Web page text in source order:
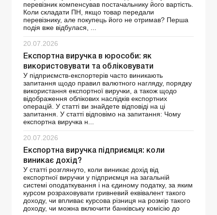
перевізник компенсував постачальнику його вартість.
Коли складати ПН, якщо товар передали
перевізнику, але покупець його не отримав? Перша
подія вже відбулася, ...
20.07.2026
Експортна виручка в юрособи: як
використовувати та обліковувати
У підприємств-експортерів часто виникають
запитання щодо правил валютного нагляду, порядку
використання експортної виручки, а також щодо
відображення облікових наслідків експортних
операцій. У статті ви знайдете відповіді на ці
запитання. У статті відповімо на запитання: Чому
експортна виручка н...
20.07.2026
Експортна виручка підприємця: коли
виникає дохід?
У статті розглянуто, коли виникає дохід від
експортної виручки у підприємця на загальній
системі оподаткування і на єдиному податку, за яким
курсом розраховувати гривневий еквівалент такого
доходу, чи впливає курсова різниця на розмір такого
доходу, чи можна включити банківську комісію до